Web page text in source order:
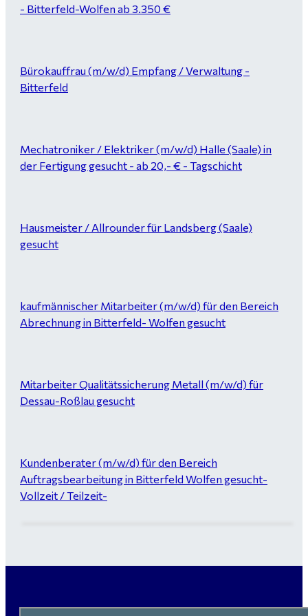
- Bitterfeld-Wolfen ab 3.350 €
Bürokauffrau (m/w/d) Empfang / Verwaltung -
Bitterfeld
Mechatroniker / Elektriker (m/w/d) Halle (Saale) in
der Fertigung gesucht - ab 20,- € - Tagschicht
Hausmeister / Allrounder für Landsberg (Saale)
gesucht
kaufmännischer Mitarbeiter (m/w/d) für den Bereich
Abrechnung in Bitterfeld- Wolfen gesucht
Mitarbeiter Qualitätssicherung Metall (m/w/d) für
Dessau-Roßlau gesucht
Kundenberater (m/w/d) für den Bereich
Auftragsbearbeitung in Bitterfeld Wolfen gesucht-
Vollzeit / Teilzeit-